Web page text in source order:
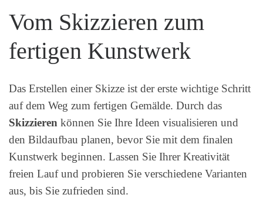
Vom Skizzieren zum
fertigen Kunstwerk
Das Erstellen einer Skizze ist der erste wichtige Schritt
auf dem Weg zum fertigen Gemälde. Durch das
Skizzieren können Sie Ihre Ideen visualisieren und
den Bildaufbau planen, bevor Sie mit dem finalen
Kunstwerk beginnen. Lassen Sie Ihrer Kreativität
freien Lauf und probieren Sie verschiedene Varianten
aus, bis Sie zufrieden sind.